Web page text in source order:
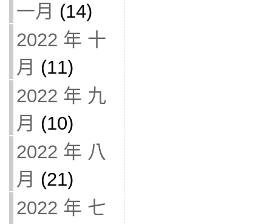
一月 (14)
2022 年 十
月 (11)
2022 年 九
月 (10)
2022 年 八
月 (21)
2022 年 七